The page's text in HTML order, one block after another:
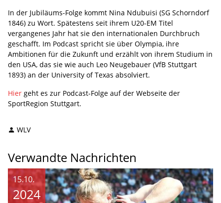
In der Jubiläums-Folge kommt Nina Ndubuisi (SG Schorndorf
1846) zu Wort. Spätestens seit ihrem U20-EM Titel
vergangenes Jahr hat sie den internationalen Durchbruch
geschafft. Im Podcast spricht sie über Olympia, ihre
Ambitionen für die Zukunft und erzählt von ihrem Studium in
den USA, das sie wie auch Leo Neugebauer (VfB Stuttgart
1893) an der University of Texas absolviert.
Hier geht es zur Podcast-Folge auf der Webseite der
SportRegion Stuttgart.
WLV
Verwandte Nachrichten
15.10.
2024